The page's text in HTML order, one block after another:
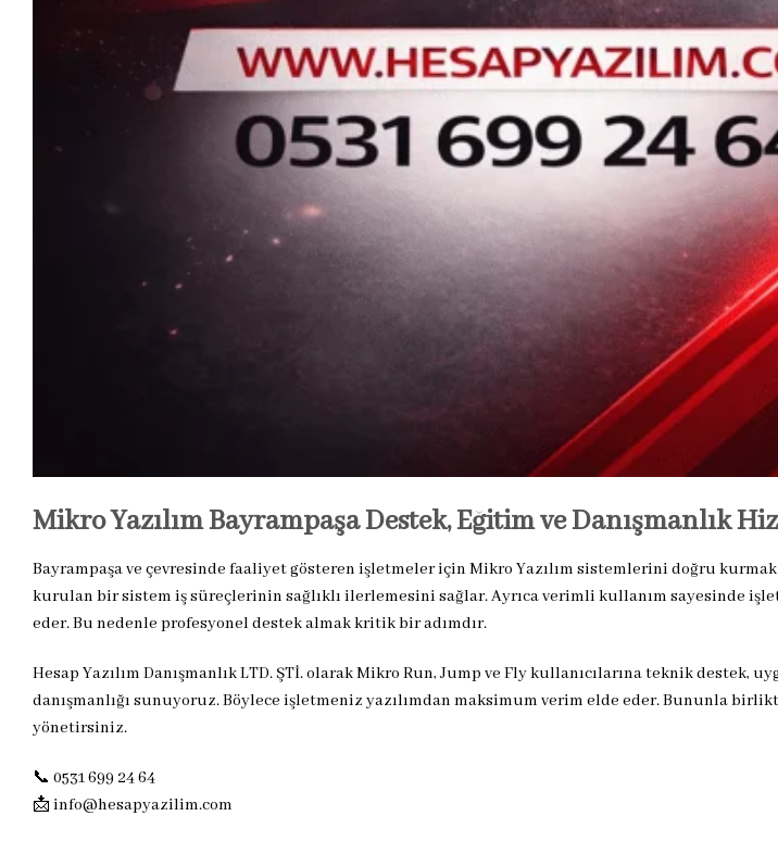
Mikro Yazılım Bayrampaşa Destek, Eğitim ve Danışmanlık
Bayrampaşa ve çevresinde faaliyet gösteren işletmeler için Mikro Yazılım sistemlerini doğru
kurulan bir sistem iş süreçlerinin sağlıklı ilerlemesini sağlar. Ayrıca verimli kullanım sayesinde
eder. Bu nedenle profesyonel destek almak kritik bir adımdır.
Hesap Yazılım Danışmanlık LTD. ŞTİ. olarak Mikro Run, Jump ve Fly kullanıcılarına teknik destek,
danışmanlığı sunuyoruz. Böylece işletmeniz yazılımdan maksimum verim elde eder. Bununla
yönetirsiniz.
📞 0531 699 24 64
📩 info@hesapyazilim.com